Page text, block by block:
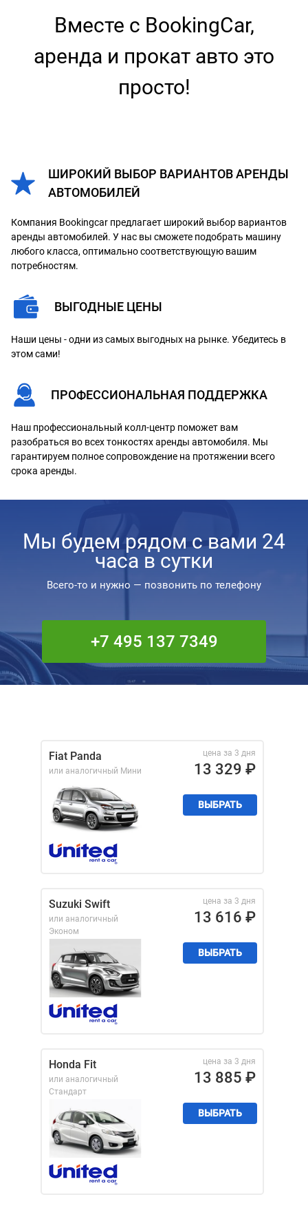
Вместе с BookingCar,
аренда и прокат авто это
просто!
ШИРОКИЙ ВЫБОР ВАРИАНТОВ АРЕНДЫ
АВТОМОБИЛЕЙ
Компания Bookingcar предлагает широкий выбор вариантов
аренды автомобилей. У нас вы сможете подобрать машину
любого класса, оптимально соответствующую вашим
потребностям.
ВЫГОДНЫЕ ЦЕНЫ
Наши цены - одни из самых выгодных на рынке. Убедитесь в
этом сами!
ПРОФЕССИОНАЛЬНАЯ ПОДДЕРЖКА
Наш профессиональный колл-центр поможет вам
разобраться во всех тонкостях аренды автомобиля. Мы
гарантируем полное сопровождение на протяжении всего
срока аренды.
Мы будем рядом с вами 24
часа в сутки
Всего-то и нужно — позвонить по телефону
+7 495 137 7349
Fiat Panda
или аналогичный Мини
цена за 3 дня
13 329 ₽
ВЫБРАТЬ
Suzuki Swift
или аналогичный
Эконом
цена за 3 дня
13 616 ₽
ВЫБРАТЬ
Honda Fit
или аналогичный
Стандарт
цена за 3 дня
13 885 ₽
ВЫБРАТЬ